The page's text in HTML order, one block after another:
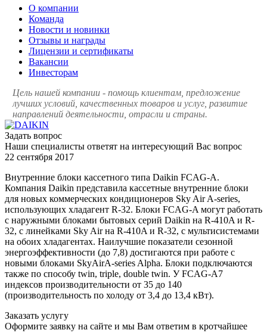
О компании
Команда
Новости и новинки
Отзывы и награды
Лицензии и сертификаты
Вакансии
Инвесторам
Цель нашей компании - помощь клиентам, предложение
лучших условий, качественных товаров и услуг, развитие
направлений деятельности, отрасли и страны.
Задать вопрос
Наши специалисты ответят на интересующий Вас вопрос
22 сентября 2017
Внутренние блоки кассетного типа Daikin FCAG-A.
Компания Daikin представила кассетные внутренние блоки
для новых коммерческих кондиционеров Sky Air A-series,
использующих хладагент R-32. Блоки FCAG-A могут работать
с наружными блоками бытовых серий Daikin на R-410A и R-
32, с линейками Sky Air на R-410A и R-32, с мультисистемами
на обоих хладагентах. Наилучшие показатели сезонной
энергоэффективности (до 7,8) достигаются при работе с
новыми блоками SkyAirA-series Alpha. Блоки подключаются
также по способу twin, triple, double twin. У FCAG-A7
индексов производительности от 35 до 140
(производительность по холоду от 3,4 до 13,4 кВт).
Заказать услугу
Оформите заявку на сайте и мы Вам ответим в кротчайшее